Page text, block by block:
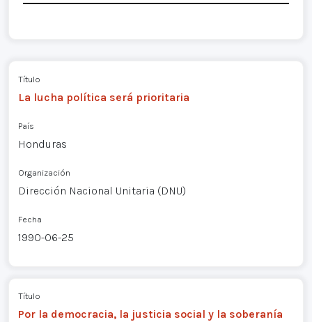
Título
La lucha política será prioritaria
País
Honduras
Organización
Dirección Nacional Unitaria (DNU)
Fecha
1990-06-25
Título
Por la democracia, la justicia social y la soberanía